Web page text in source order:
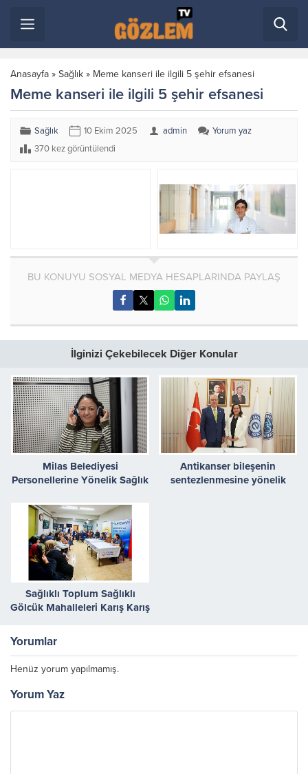
Anasayfa » Sağlık » Meme kanseri ile ilgili 5 şehir efsanesi
Meme kanseri ile ilgili 5 şehir efsanesi
Sağlık 10 Ekim 2025 admin
Yorum yaz
370 kez görüntülendi
BU KONUYU SOSYAL MEDYA HESAPLARINDA PAYLAŞ
İlginizi Çekebilecek Diğer Konular
Milas Belediyesi
Personellerine Yönelik Sağlık
Antikanser bileşenin
sentezlenmesine yönelik
Sağlıklı Toplum Sağlıklı
Gölcük Mahalleleri Karış Karış
Yorumlar
Henüz yorum yapılmamış.
Yorum Yaz